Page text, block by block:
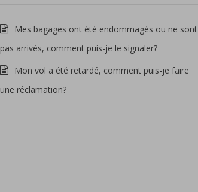
Mes bagages ont été endommagés ou ne sont
pas arrivés, comment puis-je le signaler?
Mon vol a été retardé, comment puis-je faire
une réclamation?